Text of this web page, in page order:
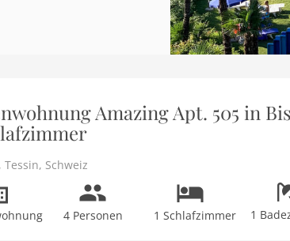
Amazing Apt. 505 in
, Tessin, Schweiz
4 Personen 1 Schlafzimmer 1